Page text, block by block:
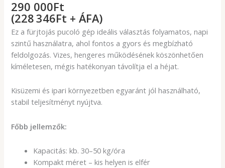
290 000Ft
(228 346Ft + ÁFA)
Ez a fürjtojás pucoló gép ideális választás folyamatos, napi
szintű használatra, ahol fontos a gyors és megbízható
feldolgozás. Vizes, hengeres működésének köszönhetően
kíméletesen, mégis hatékonyan távolítja el a héjat.
Kisüzemi és ipari környezetben egyaránt jól használható,
stabil teljesítményt nyújtva.
Főbb jellemzők:
Kapacitás: kb. 30–50 kg/óra
Kompakt méret – kis helyen is elfér